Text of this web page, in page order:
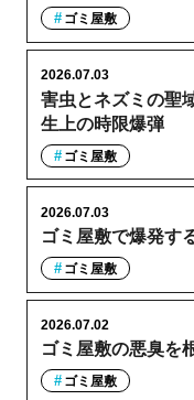
ゴミ屋敷
害虫とネズミの聖
生上の時限爆弾
2026.07.03
ゴミ屋敷
ゴミ屋敷で爆発す
2026.07.03
ゴミ屋敷
ゴミ屋敷の悪臭を
2026.07.02
ゴミ屋敷